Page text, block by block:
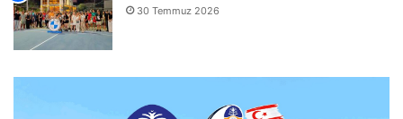
30 Temmuz 2026